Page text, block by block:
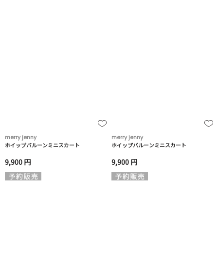
merry jenny
ホイップバルーンミニスカート
9,900 円
merry jenny
ホイップバルーンミニスカート
9,900 円